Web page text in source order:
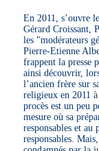
En 2011, s’ouvre
Gérard Croissant,
les "modérateurs
Pierre-Etienne
frappent la presse
ainsi découvrir,
l’ancien frère sur
religieux en 2011
procès est un peu
mesure où sa
responsables et au
responsables.